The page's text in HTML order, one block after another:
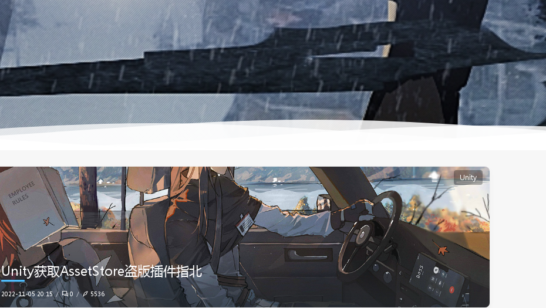
Unity
Unity获取AssetStore盗版插件指北
2022-11-05 20:15 0 5536